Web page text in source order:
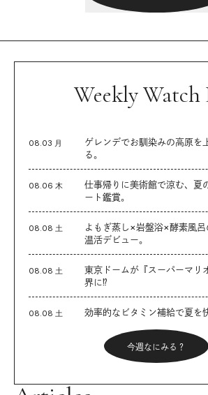
Weekly Watch
08.03 月
ゲレンデでお馴染みの高原を
る。
08.06 木
仕事帰りに美術館で涼む、夏
ート鑑賞。
08.08 土
よもぎ蒸し×岩盤浴×酵素風
温活デビュー。
08.08 土
東京ドームが『スーパーマリ
界に⁉︎
08.08 土 効率的なビタミン補給で夏を
今週なにみる？